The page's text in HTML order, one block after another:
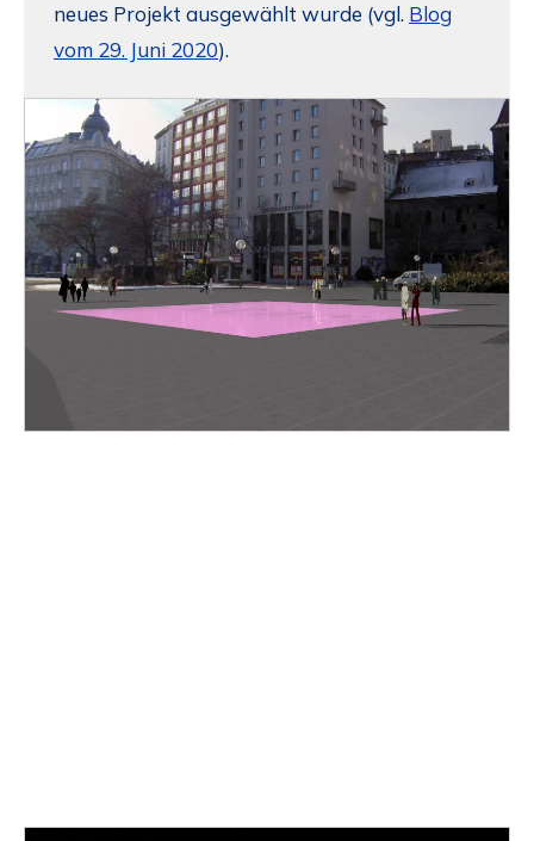
neues Projekt ausgewählt wurde (vgl. Blog
vom 29. Juni 2020).